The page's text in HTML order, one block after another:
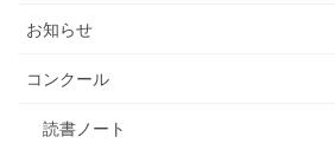
お知らせ
コンクール
読書ノート